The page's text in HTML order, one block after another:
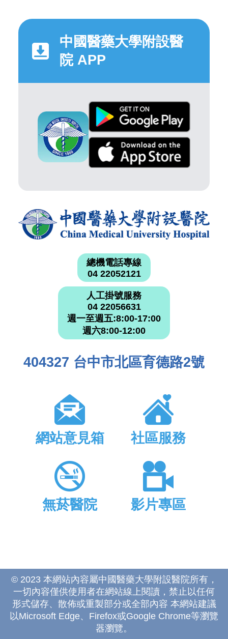
中國醫藥大學附設醫
院 APP
總機電話專線
04 22052121
人工掛號服務
04 22056631
週一至週五:8:00-17:00
週六8:00-12:00
404327 台中市北區育德路2號
網站意見箱 社區服務
無菸醫院 影片專區
© 2023 本網站內容屬中國醫藥大學附設醫院所有，
一切內容僅供使用者在網站線上閱讀，禁止以任何
形式儲存、散佈或重製部分或全部內容 本網站建議
以Microsoft Edge、Firefox或Google Chrome等瀏覽
器瀏覽。